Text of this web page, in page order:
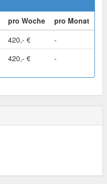
pro Woche
pro Monat
420,- €
-
420,- € -